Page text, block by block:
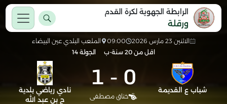
الرابطة الجهوية لكرة القدم
ورقلة
الاثنين 23 مارس 2026 09:00
الملعب البلدي عين البيضاء
اقل من 20 سنة-ب
الجولة 14
شباب ع القديمة 0
-
1
خناق مصطفى
نادي رياضي بلدية
ح بن عبد الله